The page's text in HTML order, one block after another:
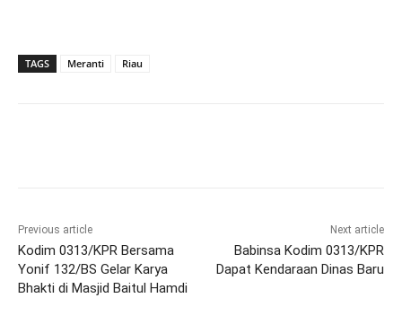
TAGS Meranti Riau
Previous article
Kodim 0313/KPR Bersama
Yonif 132/BS Gelar Karya
Bhakti di Masjid Baitul Hamdi
Next article
Babinsa Kodim 0313/KPR
Dapat Kendaraan Dinas Baru